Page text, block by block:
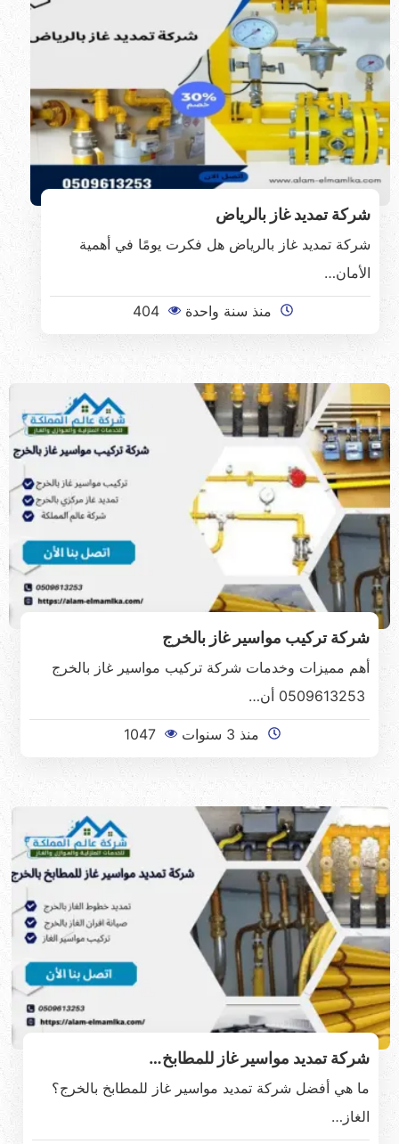
شركة تمديد غاز بالرياض
شركة تمديد غاز بالرياض هل فكرت يومًا في أهمية
الأمان…
منذ سنة واحدة 404
شركة تركيب مواسير غاز بالخرج
أهم مميزات وخدمات شركة تركيب مواسير غاز بالخرج
منذ 3 سنوات 1047
شركة تمديد مواسير غاز للمطابخ…
ما هي أفضل شركة تمديد مواسير غاز للمطابخ بالخرج؟
الغاز…